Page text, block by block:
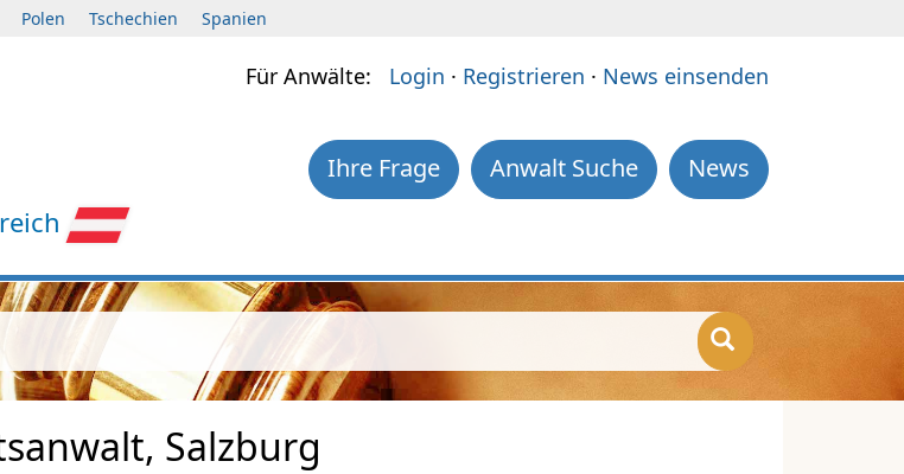
Polen Tschechien Spanien
Für Anwälte: Login · Registrieren · News einsenden
News
Anwalt Suche
Ihre Frage
Salzburg